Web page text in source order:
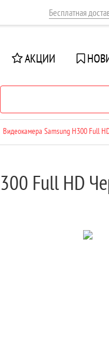
Бесплатная
АКЦИИ
Видеокамера Samsung H300 Full
Full HD